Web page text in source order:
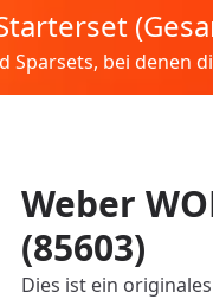
Sparsets, bei denen
Weber
(85603)
Dies ist ein